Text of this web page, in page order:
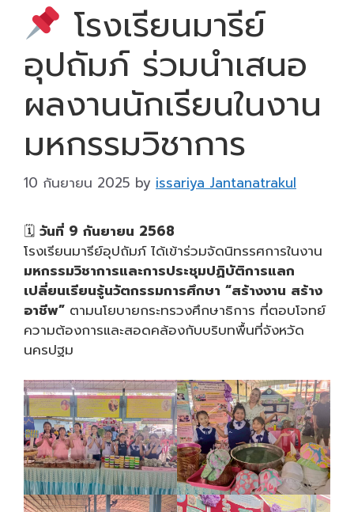
โรงเรียนมารีย์
อุปถัมภ์ ร่วมนำเสนอ
ผลงานนักเรียนในงาน
มหกรรมวิชาการ
10 กันยายน 2025 by issariya Jantanatrakul
🗓 วันที่ 9 กันยายน 2568
โรงเรียนมารีย์อุปถัมภ์ ได้เข้าร่วมจัดนิทรรศการในงาน
มหกรรมวิชาการและการประชุมปฏิบัติการแลก
เปลี่ยนเรียนรู้นวัตกรรมการศึกษา “สร้างงาน สร้าง
อาชีพ” ตามนโยบายกระทรวงศึกษาธิการ ที่ตอบโจทย์
ความต้องการและสอดคล้องกับบริบทพื้นที่จังหวัด
นครปฐม